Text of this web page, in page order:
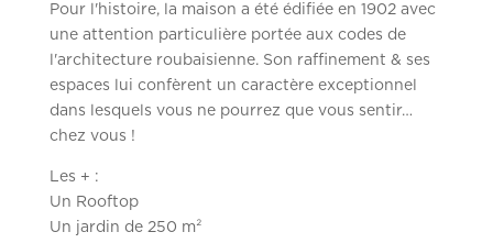
Pour l'histoire, la maison a été édifiée en 1902 avec
une attention particulière portée aux codes de
l'architecture roubaisienne. Son raffinement & ses
espaces lui confèrent un caractère exceptionnel
dans lesquels vous ne pourrez que vous sentir…
chez vous !
Les + :
Un Rooftop
Un jardin de 250 m²